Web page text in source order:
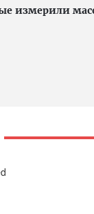
измерили